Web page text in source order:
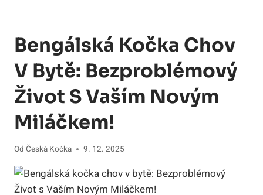
Bengálská Kočka Chov
V Bytě: Bezproblémový
Život S Vaším Novým
Miláčkem!
Od Česká Kočka 9. 12. 2025